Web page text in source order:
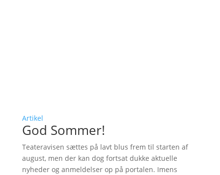
Artikel
God Sommer!
Teateravisen sættes på lavt blus frem til starten af
august, men der kan dog fortsat dukke aktuelle
nyheder og anmeldelser op på portalen. Imens